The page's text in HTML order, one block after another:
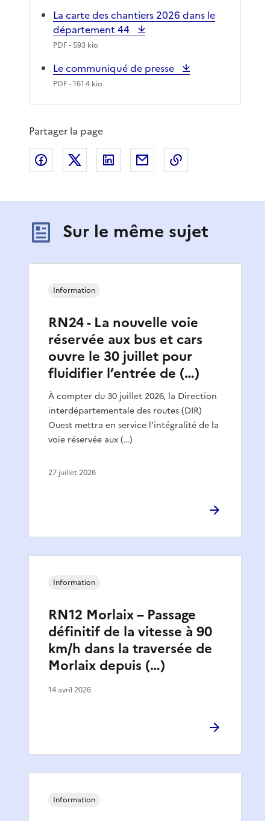
La carte des chantiers 2026 dans le
département 44
PDF- 593 kio
Le communiqué de presse
PDF- 161.4 kio
Partager la page
Partager sur Facebook
Partager sur XPartager sur LinkedIn
Partager par email
Sur le même sujet
RN24 - La nouvelle voie
réservée aux bus et cars
ouvre le 30 juillet pour
fluidifier l’entrée de (…)
À compter du 30 juillet 2026, la Direction
interdépartementale des routes (DIR)
Ouest mettra en service l’intégralité de la
voie réservée aux (…)
Information
27 juillet 2026
RN12 Morlaix – Passage
définitif de la vitesse à 90
km/h dans la traversée de
Morlaix depuis (…)
Information
14 avril 2026
Information